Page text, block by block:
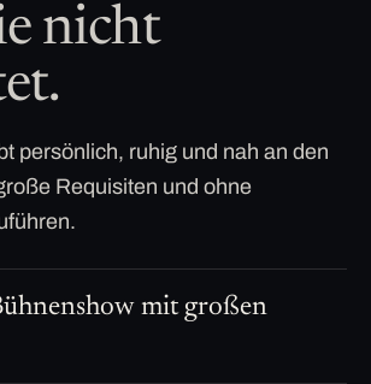
nicht
persönlich, ruhig und nah an den
Requisiten und ohne
mit großen